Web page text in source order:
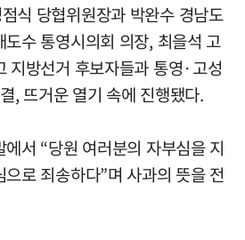
식 당협위원장과 박완수 경남도
수 통영시의회 의장, 최을석 고
지방선거 후보자들과 통영·고성
, 뜨거운 열기 속에 진행됐다.
서 “당원 여러분의 자부심을 지
로 죄송하다”며 사과의 뜻을 전